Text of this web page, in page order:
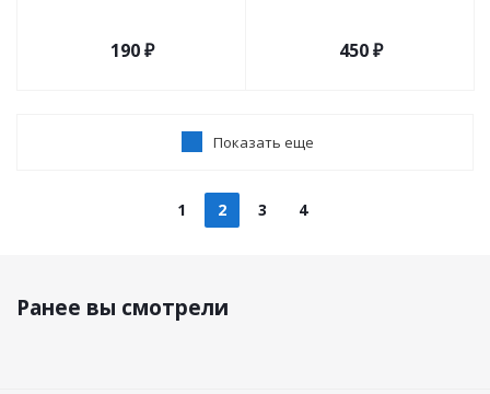
190₽ 450₽
Показать еще
1 2 3 4
Ранее вы смотрели